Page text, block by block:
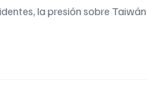
la presión sobre